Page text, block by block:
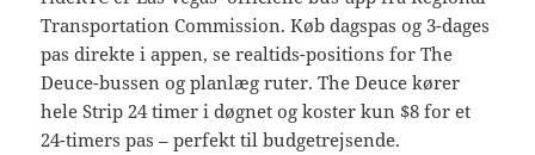
Transportation Commission. Køb dagspas og 3-dages
pas direkte i appen, se realtids-positions for The
Deuce-bussen og planlæg ruter. The Deuce kører
hele Strip 24 timer i døgnet og koster kun $8 for et
24-timers pas – perfekt til budgetrejsende.